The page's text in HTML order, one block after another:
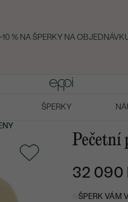
% NA ŠPERKY NA
ŠPERKY
Pečetní
32 090
ŠPERK VÁM